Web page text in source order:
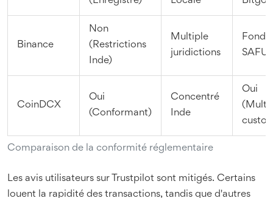
Comparaison de la conformité réglementaire
Binance
Non
(Restrictions
Inde)
Multiple
juridictions
Fond
SAFU
CoinDCX
Oui
(Conformant)
Concentré
Inde
Oui
(Multi-
Les avis utilisateurs sur Trustpilot sont mitigés. Certains
louent la rapidité des transactions, tandis que d'autres